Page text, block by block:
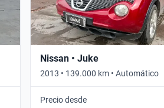
Nissan • Juke
2013 • 139.000 km • Automático
Precio desde